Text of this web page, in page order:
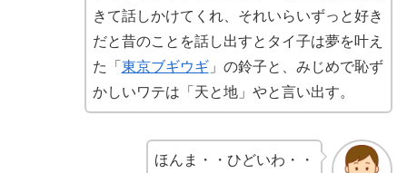
きて話しかけてくれ、それいらいずっと好き
だと昔のことを話し出すとタイ子は夢を叶え
た「 東京ブギウギ」の鈴子と、みじめで恥ず
かしいワテは「天と地」やと言い出す。
ほんま・・ひどいわ・・